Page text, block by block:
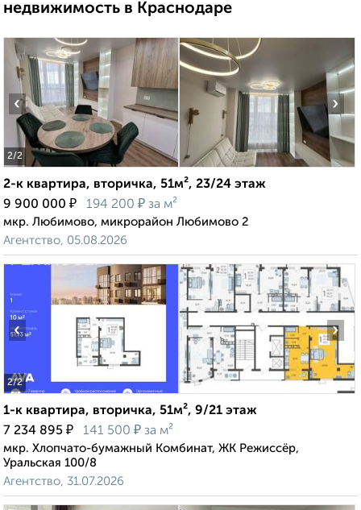
недвижимость в Краснодаре
2/2
‹ ›
2-к квартира, вторичка, 51м², 23/24 этаж
9 900 000 ₽ 194 200 ₽ за м²
мкр. Любимово, микрорайон Любимово 2
Агентство, 05.08.2026
2/2
‹ ›
1-к квартира, вторичка, 51м², 9/21 этаж
7 234 895 ₽ 141 500 ₽ за м²
мкр. Хлопчато-бумажный Комбинат, ЖК Режиссёр,
Уральская 100/8
Агентство, 31.07.2026